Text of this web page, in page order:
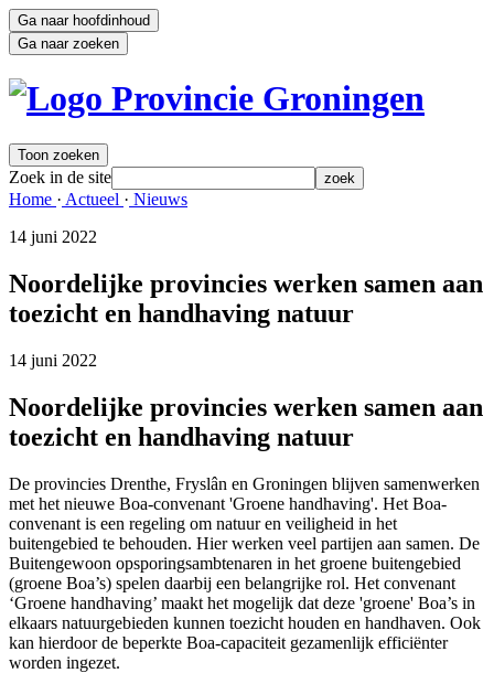
Ga naar hoofdinhoud
Ga naar zoeken
Toon zoeken
Zoek in de site zoek
Home · Actueel · Nieuws
14 juni 2022
Noordelijke provincies werken samen aan
toezicht en handhaving natuur
14 juni 2022
Noordelijke provincies werken samen aan
toezicht en handhaving natuur
De provincies Drenthe, Fryslân en Groningen blijven samenwerken
met het nieuwe Boa-convenant 'Groene handhaving'. Het Boa-
convenant is een regeling om natuur en veiligheid in het
buitengebied te behouden. Hier werken veel partijen aan samen. De
Buitengewoon opsporingsambtenaren in het groene buitengebied
(groene Boa’s) spelen daarbij een belangrijke rol. Het convenant
‘Groene handhaving’ maakt het mogelijk dat deze 'groene' Boa’s in
elkaars natuurgebieden kunnen toezicht houden en handhaven. Ook
kan hierdoor de beperkte Boa-capaciteit gezamenlijk efficiënter
worden ingezet.